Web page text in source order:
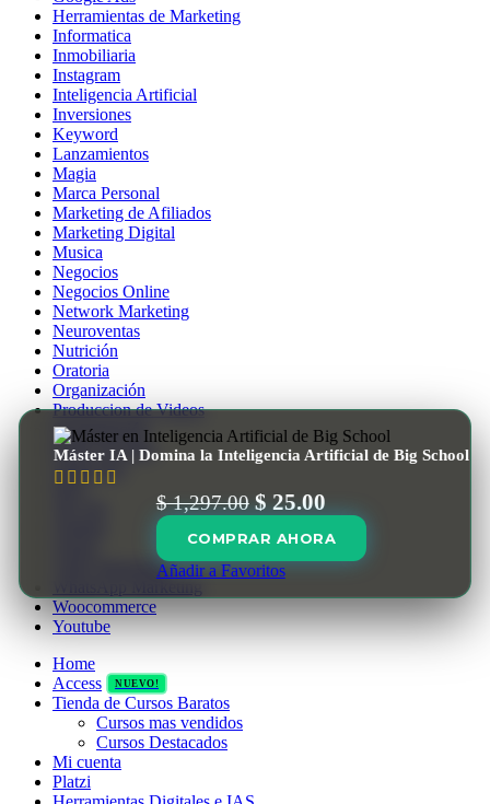
Herramientas de Marketing
Informatica
Inmobiliaria
Instagram
Inteligencia Artificial
Inversiones
Keyword
Lanzamientos
Magia
Marca Personal
Marketing de Afiliados
Marketing Digital
Musica
Negocios
Negocios Online
Network Marketing
Neuroventas
Nutrición
Oratoria
Organización
Produccion de Videos
Programación
Redes Sociales
Seducción
SEO
Video Marketing
Woocommerce
Youtube
Home
Access
NUEVO!
Tienda de Cursos Baratos
Cursos mas vendidos
Cursos Destacados
Mi cuenta
Platzi
Máster IA | Domina la Inteligencia Artificial de Big School
$1,297.00 El
era:
$ 1,297.00.
$ 25.00El
precio
actual
$ 25.00.
COMPRAR AHORA
Añadir a Favoritos